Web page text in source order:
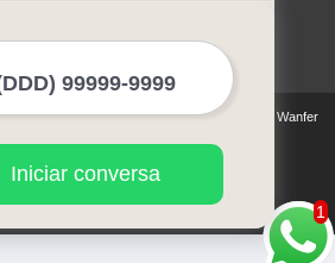
à proteção de direitos autorais. Copyright© Wanfer
1
Iniciar conversa